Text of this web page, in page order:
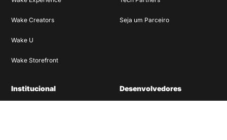
Wake Creators
Wake U
Wake Storefront
Seja um Parceiro
Institucional Desenvolvedores